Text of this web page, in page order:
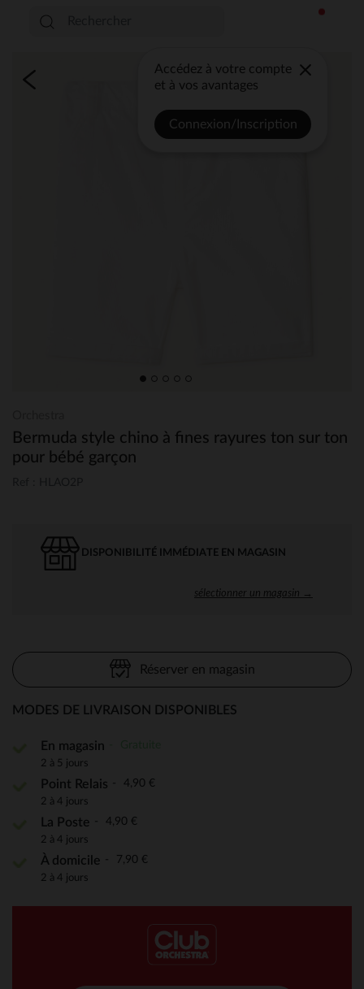
Accédez à votre compte
et à vos avantages
Connexion/Inscription
Bermuda style chino à fines rayures ton sur ton
pour bébé garçon
DISPONIBILITÉ IMMÉDIATE EN MAGASIN
sélectionner un magasin →
Réserver en magasin
MODES DE LIVRAISON DISPONIBLES
En magasin
2 à 5 jours
Point Relais 4,90 €
2 à 4 jours
La Poste 4,90 €
2 à 4 jours
À domicile 7,90 €
2 à 4 jours